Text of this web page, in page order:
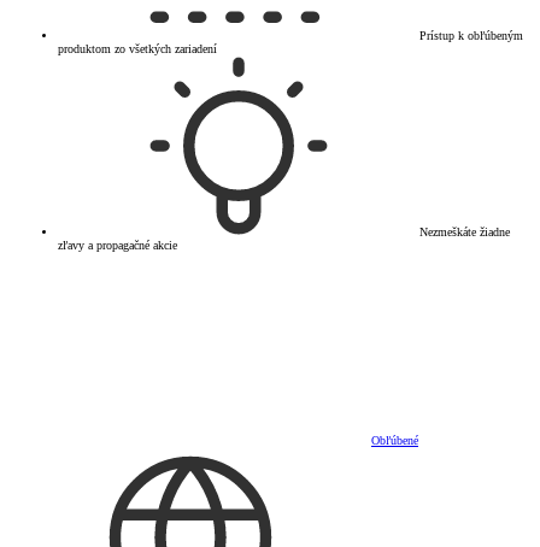
Prístup k obľúbeným
produktom zo všetkých zariadení
Nezmeškáte žiadne
zľavy a propagačné akcie
Obľúbené